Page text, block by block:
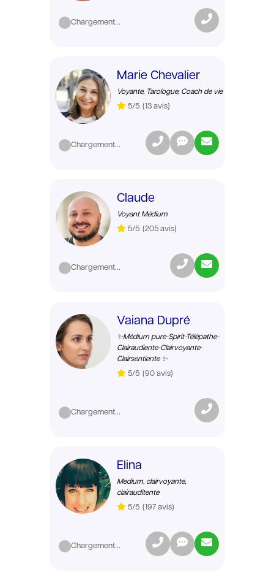
Chargement...
Marie Chevalier
Voyante, Tarologue, Coach de vie
5/5 (13 avis)
Chargement...
Claude
Voyant Médium
5/5 (205 avis)
Chargement...
Vaiana Dupré
✨Médium pure-Spirit-Télépathe-
Clairaudiente-Clairvoyante-
Clairsentiente ✨
5/5 (90 avis)
Chargement...
Elina
Medium, clairvoyante,
clairauditente
5/5 (197 avis)
Chargement...